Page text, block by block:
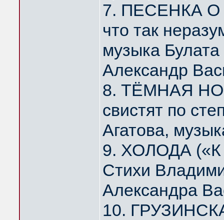
7. ПЕСЕНКА О
что так
музыка
Александр
8. ТЁМНАЯ
свистят по
Агатова,
9. ХОЛОДА («К
Стихи
Александра
10.